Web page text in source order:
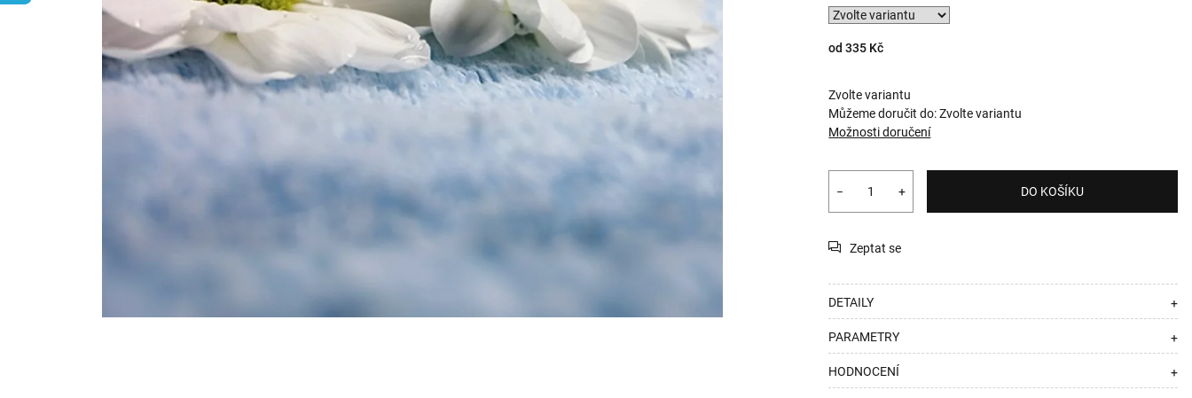
od335 Kč
Zvolte variantu
Můžeme doručit do: Zvolte variantu
Možnosti doručení
+
− DO KOŠÍKU
Zeptat se
DETAILY +
PARAMETRY +
HODNOCENÍ +